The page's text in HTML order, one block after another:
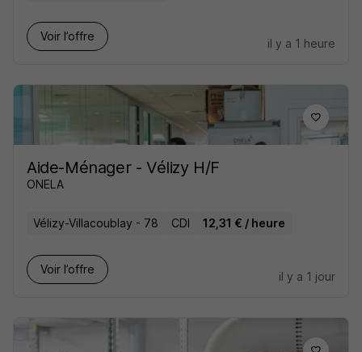
Voir l’offre
il y a 1 heure
Aide-Ménager - Vélizy H/F
ONELA
Vélizy-Villacoublay - 78 CDI 12,31 € / heure
Voir l’offre
il y a 1 jour